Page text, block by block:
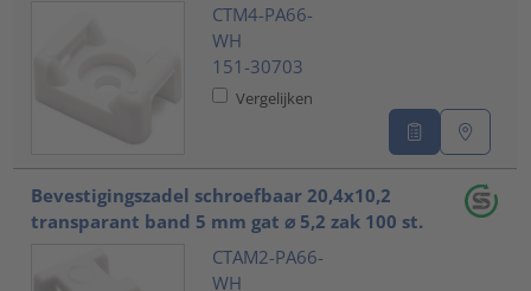
CTM4-PA66-
WH
151-30703
Vergelijken
Bevestigingszadel schroefbaar 20,4x10,2
transparant band 5 mm gat ⌀ 5,2 zak 100 st.
CTAM2-PA66-
WH